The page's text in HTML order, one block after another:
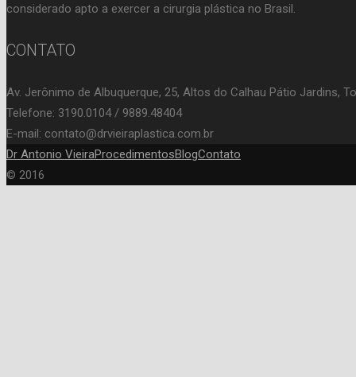
considerado apto a exercer a cirurgia plástica no Brasil.
CONTATO
Av. Jerônimo de Albuquerque, 25, Altos do Calhau Pátio Jardins,
Telefone: 3190.0104 / 9889.48404
E-mail: contato@drvieiraplastica.com.br
Dr Antonio VieiraProcedimentosBlogContato
© 2016